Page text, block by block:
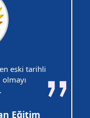
eski tarihli
Eğitim